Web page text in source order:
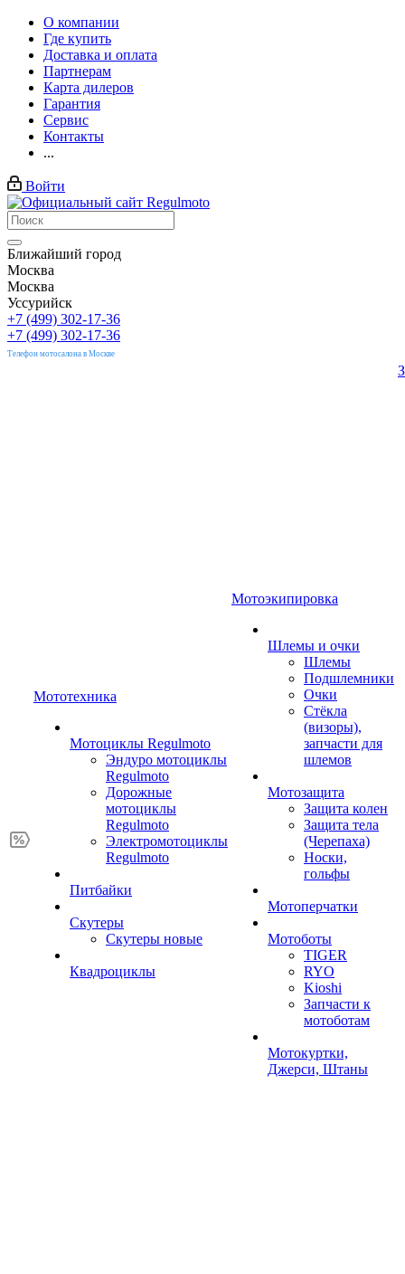
О компании
Где купить
Доставка и оплата
Партнерам
Карта дилеров
Гарантия
Сервис
Контакты
...
Войти
Ближайший город
Москва
Москва
Уссурийск
+7 (499) 302-17-36
+7 (499) 302-17-36
Телефон мотосалона в Москве
Мототехника
Мотоциклы Regulmoto
Эндуро мотоциклы
Regulmoto
Дорожные
мотоциклы
Regulmoto
Электромотоциклы
Regulmoto
Питбайки
Скутеры
Скутеры новые
Квадроциклы
Мотоэкипировка
Шлемы и очки
Шлемы
Подшлемники
Очки
Стёкла
(визоры),
запчасти для
шлемов
Мотозащита
Защита колен
Защита тела
(Черепаха)
Носки,
гольфы
Мотоперчатки
Мотоботы
TIGER
RYO
Kioshi
Запчасти к
мотоботам
Мотокуртки,
Джерси, Штаны